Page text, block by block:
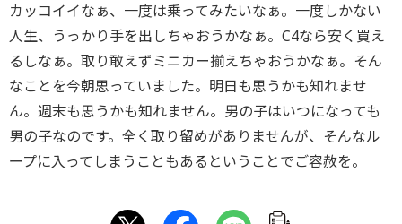
カッコイイなぁ、一度は乗ってみたいなぁ。一度しかない
人生、うっかり手を出しちゃおうかなぁ。C4なら安く買え
るしなぁ。取り敢えずミニカー揃えちゃおうかなぁ。そん
なことを今朝思っていました。明日も思うかも知れませ
ん。週末も思うかも知れません。男の子はいつになっても
男の子なのです。全く取り留めがありませんが、そんなル
ープに入ってしまうこともあるということでご容赦を。